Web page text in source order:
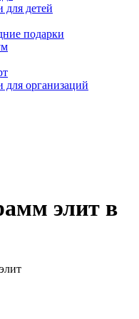
для детей
подарки
для организаций
элит в